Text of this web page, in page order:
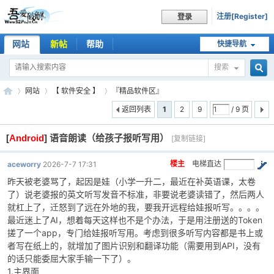
登录 注册[Register]
快捷导航
网站 新帖 帮助
搜索
吾
爱
»
网站
›
【 软件安全 】
›
『精品软件区』
1
2 9 / 9 页
返回列表
[Android] 语音朗读（给孩子报听写用） [复制链接]
电梯直达
楼主
aceworry 2026-7-7 17:31
昨天被老婆骂了，起因是娃（小学一升二，最近在补英语课，太卷
了）说老婆报的英文听写发音不标准，非要说老婆读错了，然后两人
就杠上了，迁怒到了远在外地的我，要我开远程给娃报听写。。。。
最近迷上了AI，想着每天这样也不是个办法，于是用注册送的Token
搓了一个app，专门给娃报听写用。考虑到很多听写内容都是书上或
者写在纸上的，就增加了图片识别和翻译功能（需要用到API，没有
的话只能委屈大家手输一下了）。
1.主界面